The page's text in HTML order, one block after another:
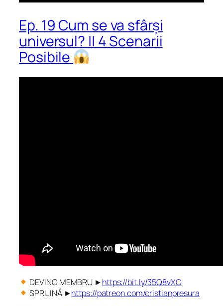
Ep. 19 Cum se va sfârși
universul? || 4 Scenarii
Posibile
DEVINO MEMBRU ►https://bit.ly/35Q8vXC
SPRIJINĂ ►https://patreon.com/cristianpresura